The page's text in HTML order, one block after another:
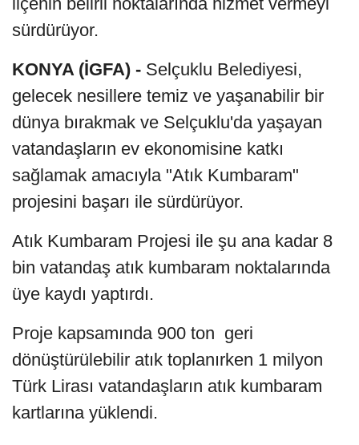
sürdürüyor.
KONYA (İGFA) - Selçuklu Belediyesi,
gelecek nesillere temiz ve yaşanabilir bir
dünya bırakmak ve Selçuklu'da yaşayan
vatandaşların ev ekonomisine katkı
sağlamak amacıyla "Atık Kumbaram"
projesini başarı ile sürdürüyor.
Atık Kumbaram Projesi ile şu ana kadar 8
bin vatandaş atık kumbaram noktalarında
üye kaydı yaptırdı.
Proje kapsamında 900 ton geri
dönüştürülebilir atık toplanırken 1 milyon
Türk Lirası vatandaşların atık kumbaram
kartlarına yüklendi.